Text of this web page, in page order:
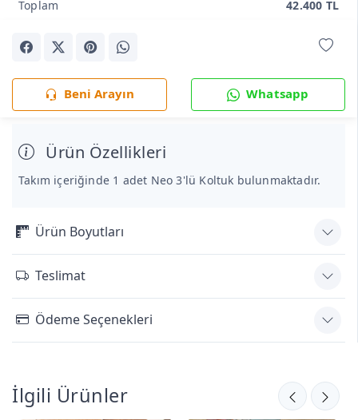
Toplam 42.400 TL
Beni Arayın Whatsapp
Ürün Özellikleri
Takım içeriğinde 1 adet Neo 3'lü Koltuk bulunmaktadır.
Ürün Boyutları
Teslimat
Ödeme Seçenekleri
İlgili Ürünler